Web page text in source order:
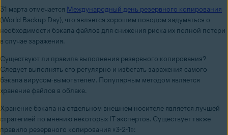
31 марта отмечается Международный день резервного копирования
(World Backup Day), что является хорошим поводом задуматься о
необходимости бэкапа файлов для снижения риска их полной потери
в случае заражения.
Существуют ли правила выполнения резервного копирования?
Следует выполнять его регулярно и избегать заражения самого
бэкапа вирусом-вымогателем. Популярным методом является
хранение файлов в облаке.
Хранение бэкапа на отдельном внешнем носителе является лучшей
стратегией по мнению некоторых IT-экспертов. Существует также
правило резервного копирования «3-2-1»: